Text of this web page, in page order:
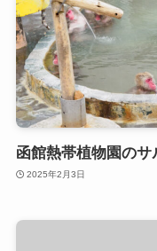
函館熱帯植物園のサ
2025年2月3日